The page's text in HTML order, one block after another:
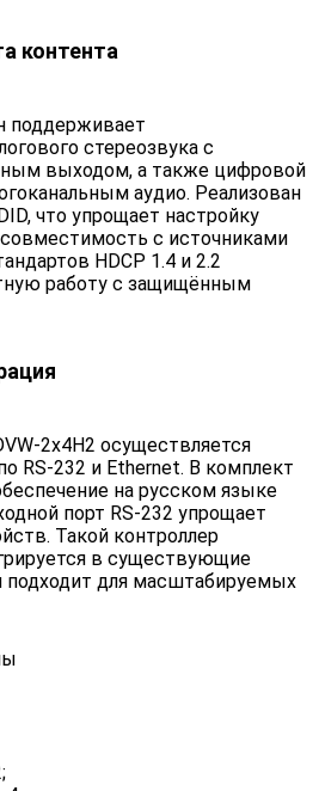
контента
поддерживает
стереозвука с
выходом, а также цифровой
аудио. Реализован
что упрощает настройку
с источниками
HDCP 1.4 и 2.2
работу с защищённым
2x4H2 осуществляется
RS-232 и Ethernet. В комплект
на русском языке
порт RS-232 упрощает
Такой контроллер
в существующие
подходит для масштабируемых